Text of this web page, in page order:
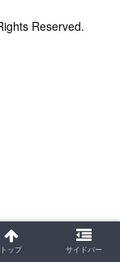
Reserved.
トップ サイドバー